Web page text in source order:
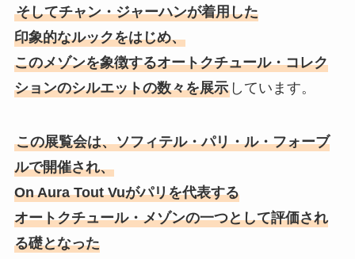
そしてチャン・ジャーハンが着用した
印象的なルックをはじめ、
このメゾンを象徴するオートクチュール・コレク
ションのシルエットの数々を展示しています。
この展覧会は、ソフィテル・パリ・ル・フォーブ
ルで開催され、
On Aura Tout Vuがパリを代表する
オートクチュール・メゾンの一つとして評価され
る礎となった